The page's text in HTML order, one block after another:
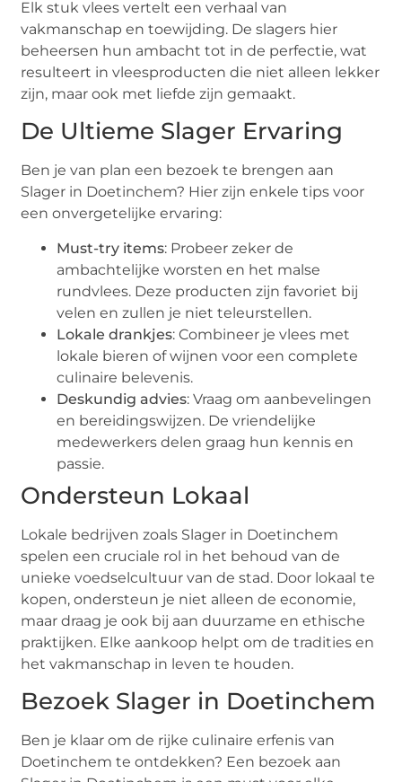
Elk stuk vlees vertelt een verhaal van
vakmanschap en toewijding. De slagers hier
beheersen hun ambacht tot in de perfectie, wat
resulteert in vleesproducten die niet alleen lekker
zijn, maar ook met liefde zijn gemaakt.
De Ultieme Slager Ervaring
Ben je van plan een bezoek te brengen aan
Slager in Doetinchem? Hier zijn enkele tips voor
een onvergetelijke ervaring:
Must-try items: Probeer zeker de
ambachtelijke worsten en het malse
rundvlees. Deze producten zijn favoriet bij
velen en zullen je niet teleurstellen.
Lokale drankjes: Combineer je vlees met
lokale bieren of wijnen voor een complete
culinaire belevenis.
Deskundig advies: Vraag om aanbevelingen
en bereidingswijzen. De vriendelijke
medewerkers delen graag hun kennis en
passie.
Ondersteun Lokaal
Lokale bedrijven zoals Slager in Doetinchem
spelen een cruciale rol in het behoud van de
unieke voedselcultuur van de stad. Door lokaal te
kopen, ondersteun je niet alleen de economie,
maar draag je ook bij aan duurzame en ethische
praktijken. Elke aankoop helpt om de tradities en
het vakmanschap in leven te houden.
Bezoek Slager in Doetinchem
Ben je klaar om de rijke culinaire erfenis van
Doetinchem te ontdekken? Een bezoek aan